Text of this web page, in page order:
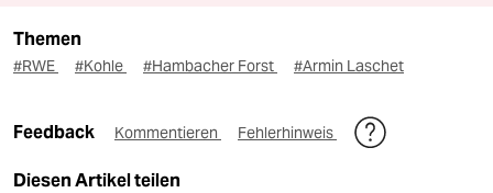
Themen
#RWE #Kohle #Hambacher Forst #Armin Laschet
Feedback Kommentieren Fehlerhinweis
Diesen Artikel teilen